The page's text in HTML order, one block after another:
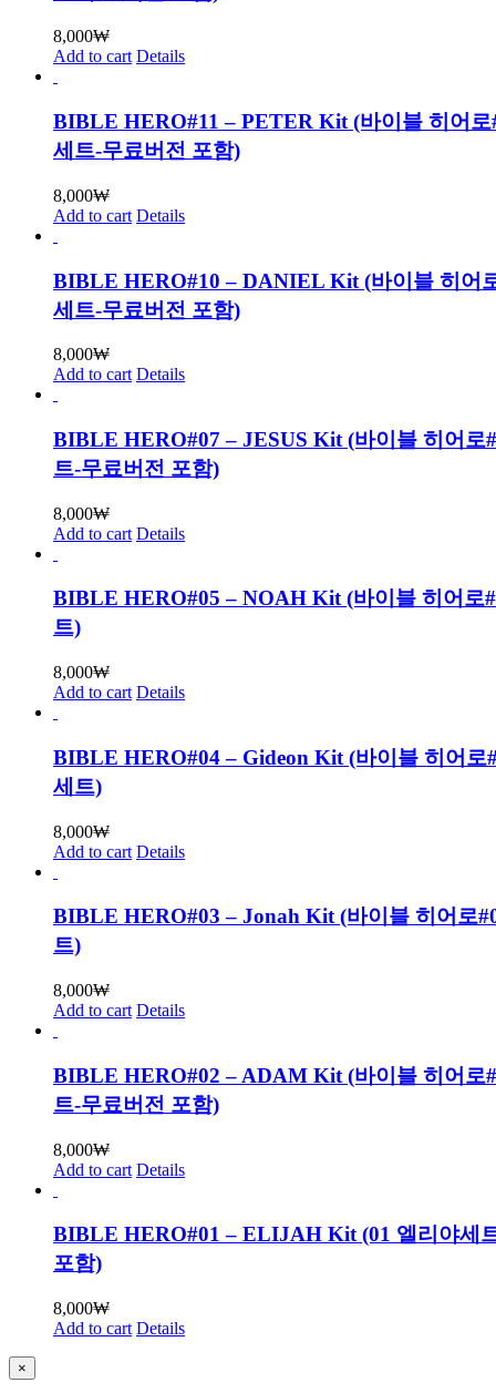
8,000₩
Add to cart Details
BIBLE HERO#11 – PETER Kit (바이블 히어로
세트-무료버전 포함)
8,000₩
Add to cart Details
BIBLE HERO#10 – DANIEL Kit (바이블 히어
세트-무료버전 포함)
8,000₩
Add to cart Details
BIBLE HERO#07 – JESUS Kit (바이블 히어로
트-무료버전 포함)
8,000₩
Add to cart Details
BIBLE HERO#05 – NOAH Kit (바이블 히어로
트)
8,000₩
Add to cart Details
BIBLE HERO#04 – Gideon Kit (바이블 히어로
세트)
8,000₩
Add to cart Details
BIBLE HERO#03 – Jonah Kit (바이블 히어로
트)
8,000₩
Add to cart Details
BIBLE HERO#02 – ADAM Kit (바이블 히어로
트-무료버전 포함)
8,000₩
Add to cart Details
BIBLE HERO#01 – ELIJAH Kit (01 엘리야세
포함)
8,000₩
Add to cart Details
Close
product
×